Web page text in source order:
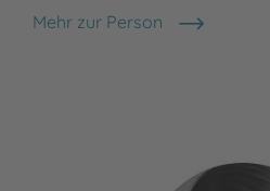
Mehr zur Person
Sabine Bohlmann